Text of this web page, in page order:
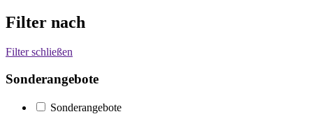
Filter nach
Filter schließen
Sonderangebote
Sonderangebote